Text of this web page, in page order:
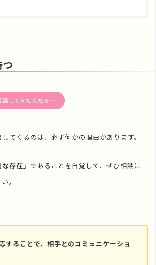
つ
談してきたんだろ…
てくるのは、必ず何かの理由があります。
存在」 であることを自覚して、ぜひ相談に
。
することで、相手とのコミュニケーショ